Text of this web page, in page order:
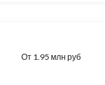
От 1.95 млн руб